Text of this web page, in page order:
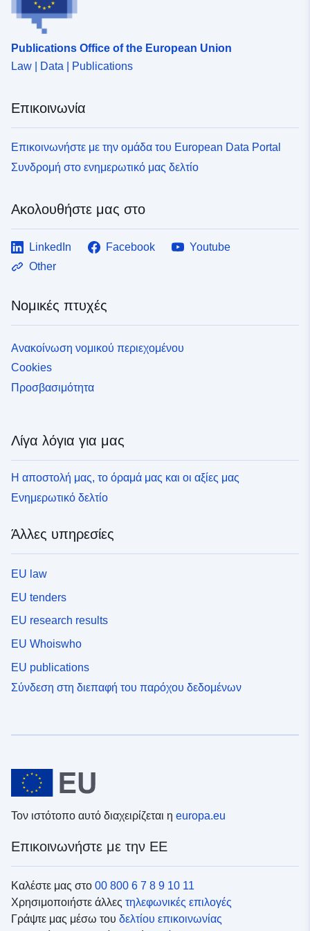
uriRef:
Publications Office of the European Union
Law | Data | Publications
Επικοινωνία
Επικοινωνήστε με την ομάδα του European Data Portal
Συνδρομή στο ενημερωτικό μας δελτίο
Ακολουθήστε μας στο
LinkedIn Facebook
Youtube
Other
Νομικές πτυχές
Ανακοίνωση νομικού περιεχομένου
Cookies
Προσβασιμότητα
Λίγα λόγια για μας
Η αποστολή μας, το όραμά μας και οι αξίες μας
Ενημερωτικό δελτίο
Άλλες υπηρεσίες
EU law
EU tenders
EU research results
EU Whoiswho
EU publications
Σύνδεση στη διεπαφή του παρόχου δεδομένων
Τον ιστότοπο αυτό διαχειρίζεται η europa.eu
Επικοινωνήστε με την ΕΕ
Καλέστε μας στο 00 800 6 7 8 9 10 11
Χρησιμοποιήστε άλλες τηλεφωνικές επιλογές
Γράψτε μας μέσω του δελτίου επικοινωνίας